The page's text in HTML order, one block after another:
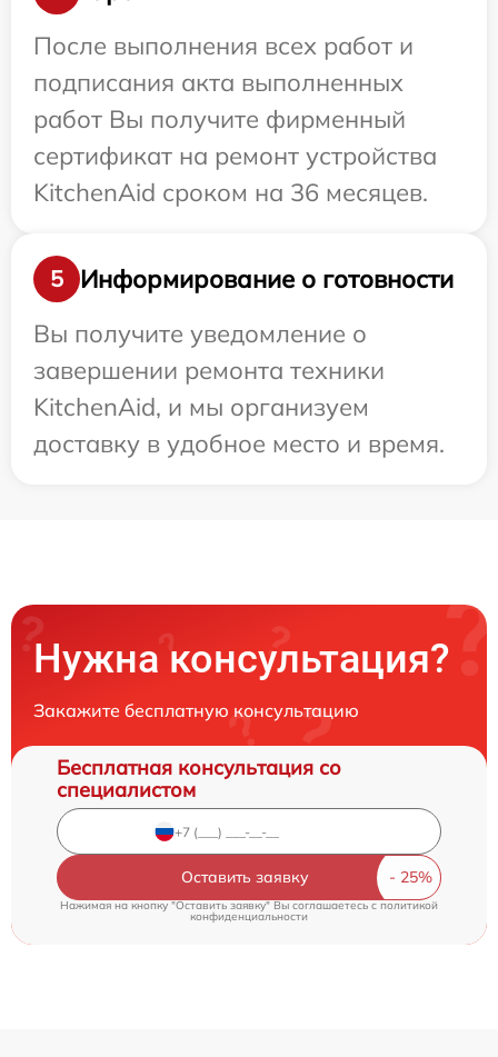
После выполнения всех работ и
подписания акта выполненных
работ Вы получите фирменный
сертификат на ремонт устройства
KitchenAid сроком на 36 месяцев.
5
Информирование о готовности
Вы получите уведомление о
завершении ремонта техники
KitchenAid, и мы организуем
доставку в удобное место и время.
Нужна консультация?
Закажите бесплатную консультацию
Бесплатная консультация со
специалистом
Оставить заявку
Нажимая на кнопку "Оставить заявку" Вы соглашаетесь cполитикой
конфиденциальности